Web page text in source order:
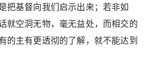
把基督向我们启示出来；若非如
就空洞无物，毫无益处，而相交的
主有更透彻的了解，就不能达到